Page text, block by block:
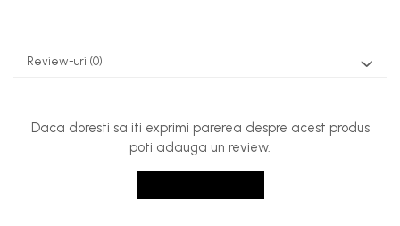
Review-uri (0)
Daca doresti sa iti exprimi parerea despre acest produs
poti adauga un review.